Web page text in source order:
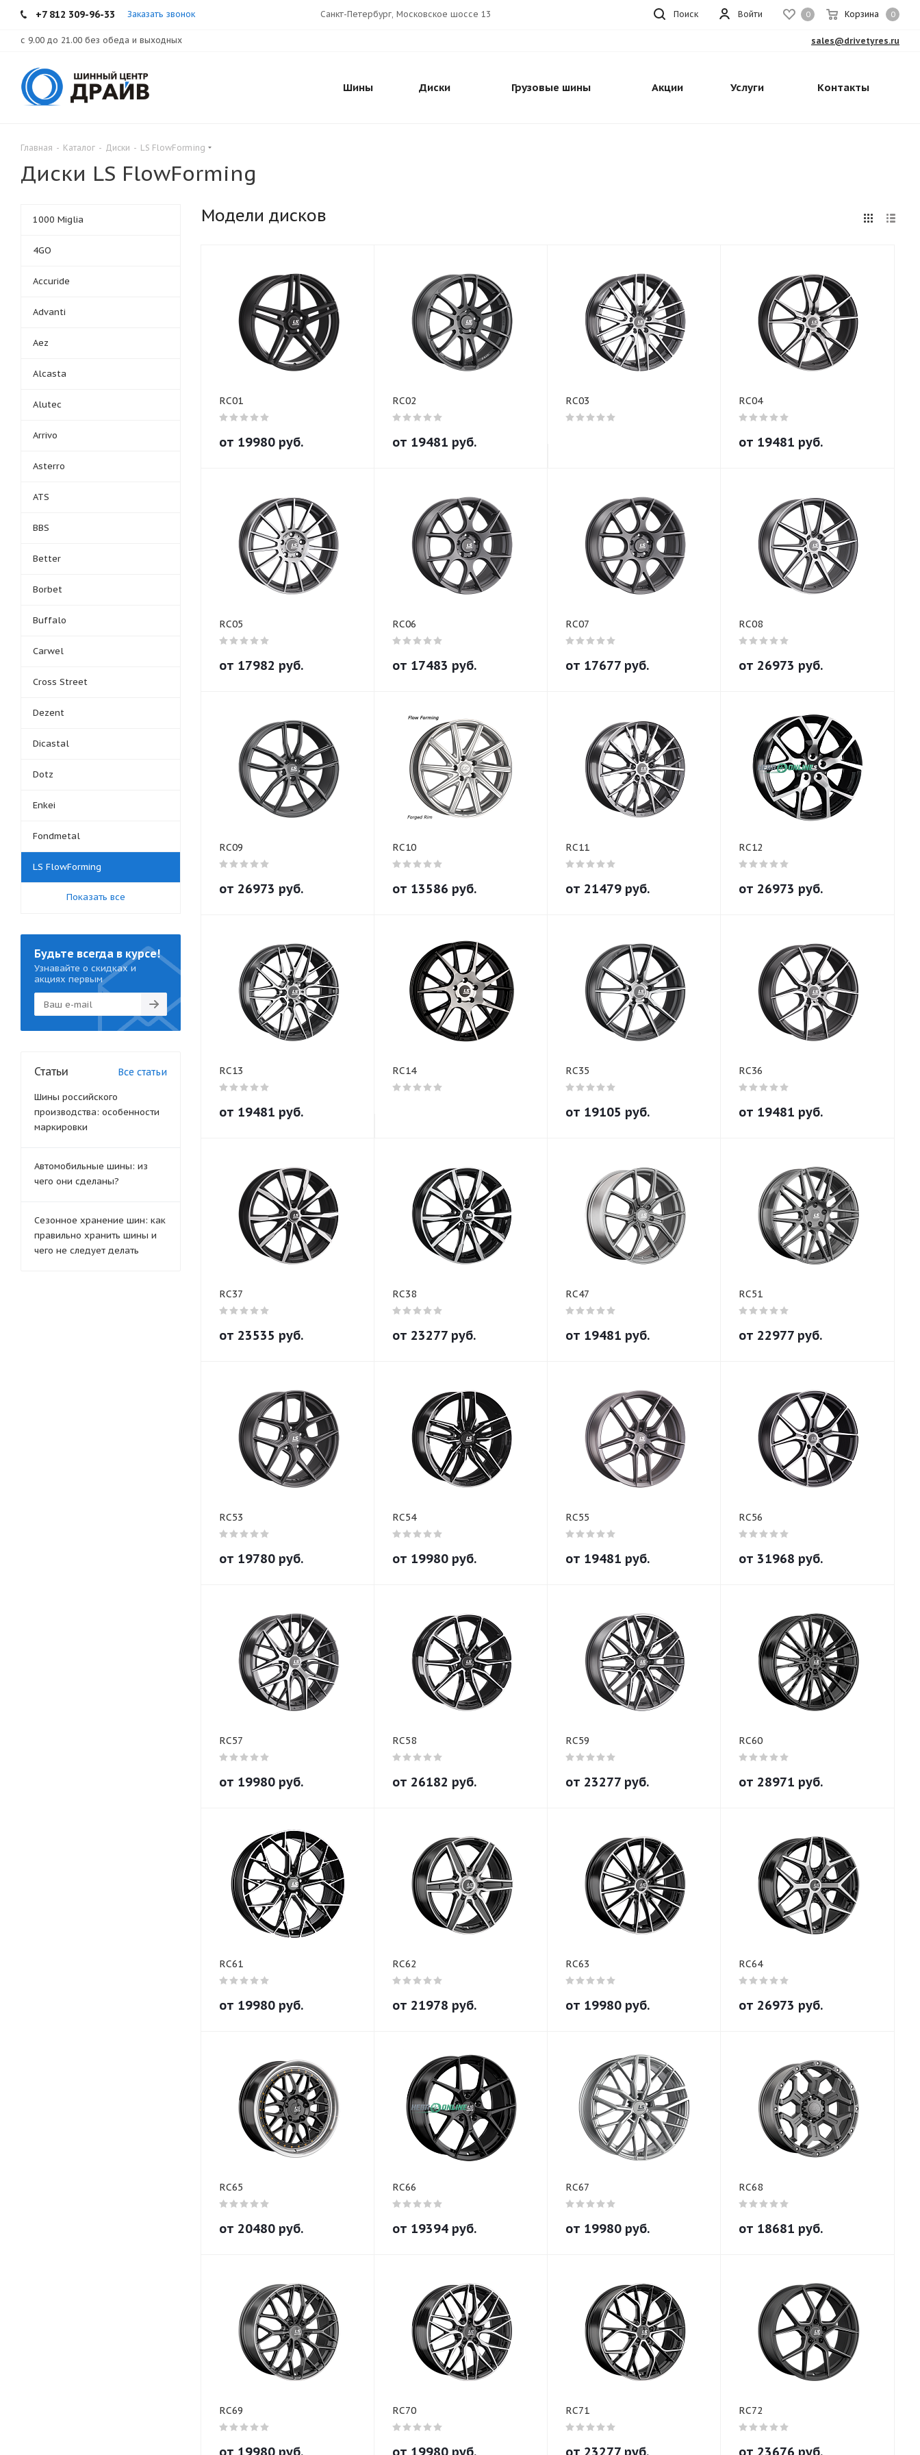
+7 812 309-96-33 Заказать звонок 0 Корзина 0
Войти
Санкт-Петербург, Московское шоссе 13 Поиск
с 9.00 до 21.00 без обеда и выходных sales@drivetyres.ru
Шины Диски Грузовые шины Акции Услуги Контакты
Главная - Каталог - Диски - LS FlowForming
Диски LS FlowForming
Модели дисков
RC01
от 19980 руб.
RC02
от 19481 руб.
RC03 RC04
от 19481 руб.
RC05
от 17982 руб.
RC06
от 17483 руб.
RC07
от 17677 руб.
RC08
от 26973 руб.
RC09
от 26973 руб.
RC10
от 13586 руб.
RC11
от 21479 руб.
RC12
от 26973 руб.
RC13
от 19481 руб.
RC14 RC35
от 19105 руб.
RC36
от 19481 руб.
RC37
от 23535 руб.
RC38
от 23277 руб.
RC47
от 19481 руб.
RC51
от 22977 руб.
RC53
от 19780 руб.
RC54
от 19980 руб.
RC55
от 19481 руб.
RC56
от 31968 руб.
RC57
от 19980 руб.
RC58
от 26182 руб.
RC59
от 23277 руб.
RC60
от 28971 руб.
RC61
от 19980 руб.
RC62
от 21978 руб.
RC63
от 19980 руб.
RC64
от 26973 руб.
RC65
от 20480 руб.
RC66
от 19394 руб.
RC67
от 19980 руб.
RC68
от 18681 руб.
RC69 RC70 RC71 RC72
1000 Miglia
4GO
Accuride
Advanti
Aez
Alcasta
Alutec
Arrivo
Asterro
ATS
BBS
Better
Borbet
Buffalo
Carwel
Cross Street
Dezent
Dicastal
Dotz
Enkei
Fondmetal
LS FlowForming
Показать все
Будьте всегда в курсе!
Узнавайте о скидках и
акциях первым
Статьи Все статьи
Шины российского
производства: особенности
маркировки
Автомобильные шины: из
чего они сделаны?
Сезонное хранение шин: как
правильно хранить шины и
чего не следует делать